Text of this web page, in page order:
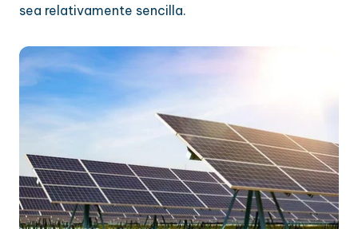
sea relativamente sencilla.